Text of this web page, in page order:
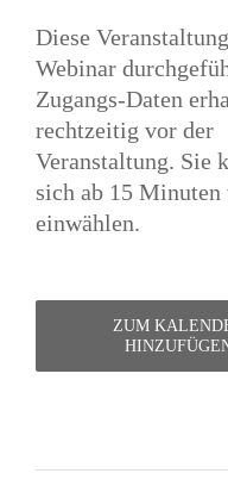
Diese
Webinar
Zugangs-Daten
rechtzeitig vor der
Veranstaltung. Sie
sich ab 15 Minuten
einwählen.
ZUM